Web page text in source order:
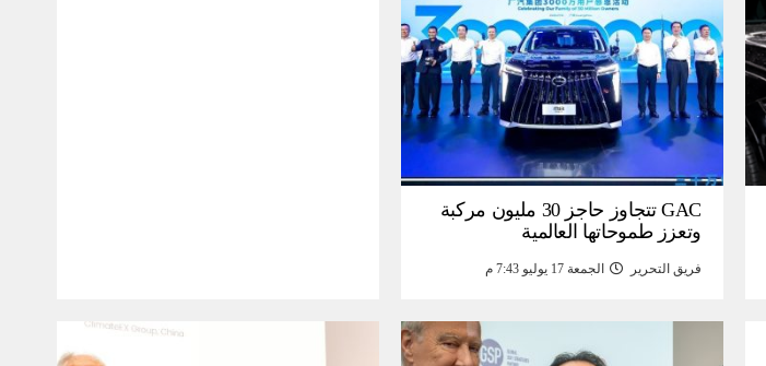
GAC تتجاوز حاجز 30 مليون مركبة
وتعزز طموحاتها العالمية
فريق التحرير الجمعة 17 يوليو 7:43 م